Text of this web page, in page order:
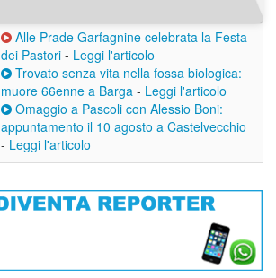
Alle Prade Garfagnine celebrata la Festa
dei Pastori - Leggi l'articolo
Trovato senza vita nella fossa biologica:
muore 66enne a Barga - Leggi l'articolo
Omaggio a Pascoli con Alessio Boni:
appuntamento il 10 agosto a Castelvecchio
- Leggi l'articolo